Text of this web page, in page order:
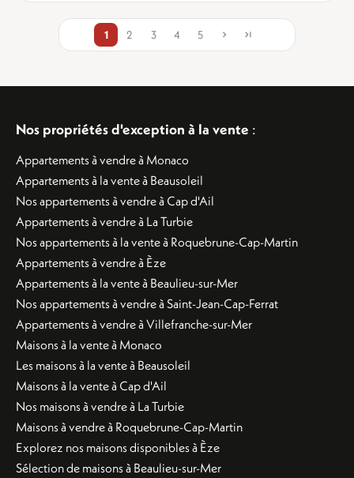
1 2 3 4 5
Nos propriétés d'exception à la vente :
Appartements à vendre à Monaco
Appartements à la vente à Beausoleil
Nos appartements à vendre à Cap d'Ail
Appartements à vendre à La Turbie
Nos appartements à la vente à Roquebrune-Cap-Martin
Appartements à vendre à Èze
Appartements à la vente à Beaulieu-sur-Mer
Nos appartements à vendre à Saint-Jean-Cap-Ferrat
Appartements à vendre à Villefranche-sur-Mer
Maisons à la vente à Monaco
Les maisons à la vente à Beausoleil
Maisons à la vente à Cap d'Ail
Nos maisons à vendre à La Turbie
Maisons à vendre à Roquebrune-Cap-Martin
Explorez nos maisons disponibles à Èze
Sélection de maisons à Beaulieu-sur-Mer